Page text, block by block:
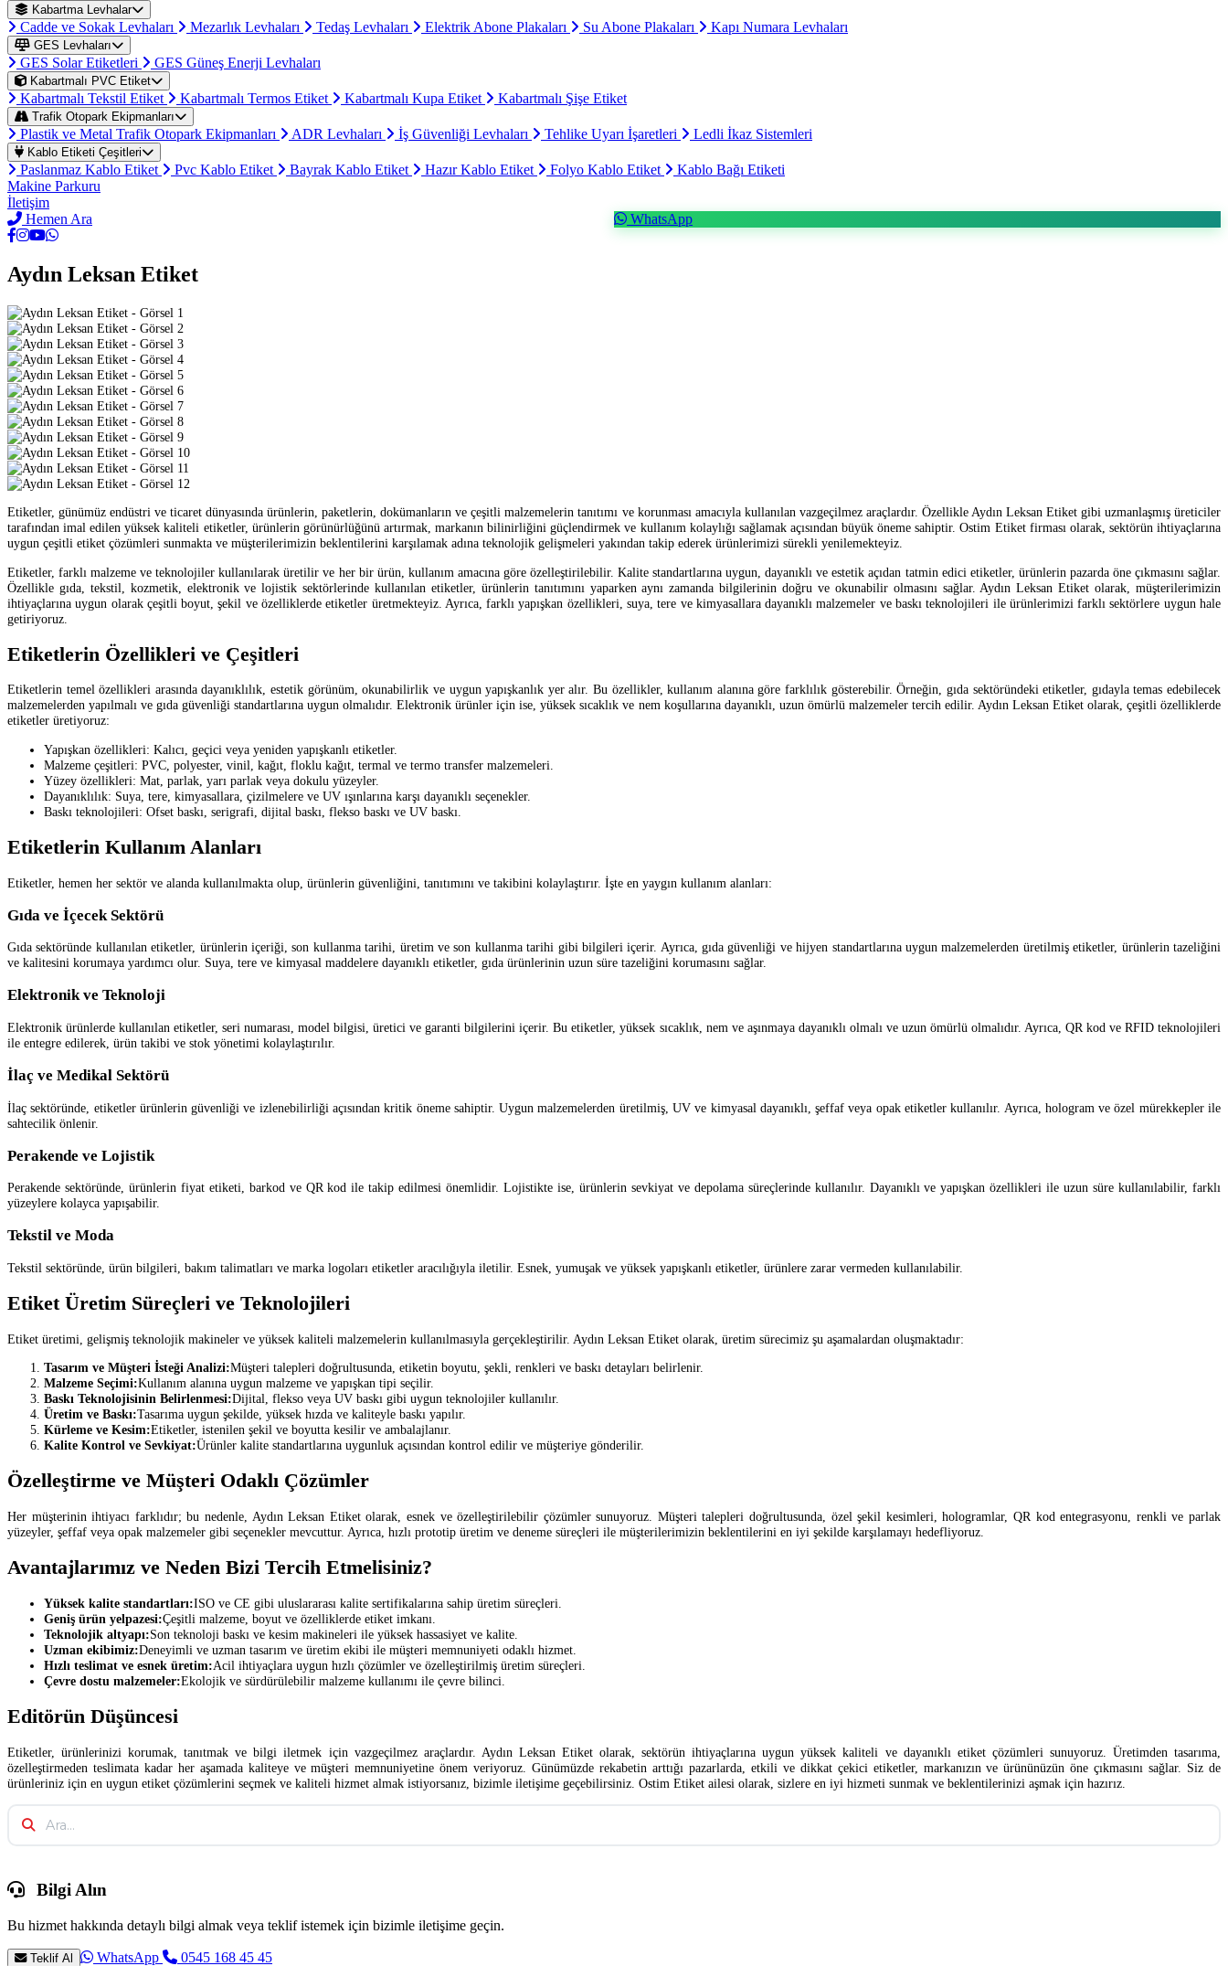
Kabartma Levhalar
Cadde ve Sokak Levhaları Mezarlık Levhaları Tedaş Levhaları Elektrik Abone Plakaları Su Abone Plakaları Kapı Numara Levhaları
GES Levhaları
GES Solar Etiketleri GES Güneş Enerji Levhaları
Kabartmalı PVC Etiket
Kabartmalı Tekstil Etiket Kabartmalı Termos Etiket Kabartmalı Kupa Etiket Kabartmalı Şişe Etiket
Trafik Otopark Ekipmanları
Plastik ve Metal Trafik Otopark Ekipmanları ADR Levhaları İş Güvenliği Levhaları Tehlike Uyarı İşaretleri Ledli İkaz Sistemleri
Kablo Etiketi Çeşitleri
Paslanmaz Kablo Etiket Pvc Kablo Etiket Bayrak Kablo Etiket Hazır Kablo Etiket Folyo Kablo Etiket
Kablo Bağı Etiketi
Makine Parkuru
İletişim
Hemen Ara
WhatsApp
Aydın Leksan Etiket
Etiketler, günümüz endüstri ve ticaret dünyasında ürünlerin, paketlerin, dokümanların ve çeşitli malzemelerin tanıtımı ve korunması amacıyla kullanılan vazgeçilmez araçlardır. Özellikle Aydın Leksan Etiket gibi uzmanlaşmış üreticiler
tarafından imal edilen yüksek kaliteli etiketler, ürünlerin görünürlüğünü artırmak, markanın bilinirliğini güçlendirmek ve kullanım kolaylığı sağlamak açısından büyük öneme sahiptir. Ostim Etiket firması olarak, sektörün ihtiyaçlarına
uygun çeşitli etiket çözümleri sunmakta ve müşterilerimizin beklentilerini karşılamak adına teknolojik gelişmeleri yakından takip ederek ürünlerimizi sürekli yenilemekteyiz.
Etiketler, farklı malzeme ve teknolojiler kullanılarak üretilir ve her bir ürün, kullanım amacına göre özelleştirilebilir. Kalite standartlarına uygun, dayanıklı ve estetik açıdan tatmin edici etiketler, ürünlerin pazarda öne çıkmasını sağlar.
Özellikle gıda, tekstil, kozmetik, elektronik ve lojistik sektörlerinde kullanılan etiketler, ürünlerin tanıtımını yaparken aynı zamanda bilgilerinin doğru ve okunabilir olmasını sağlar. Aydın Leksan Etiket olarak, müşterilerimizin
ihtiyaçlarına uygun olarak çeşitli boyut, şekil ve özelliklerde etiketler üretmekteyiz. Ayrıca, farklı yapışkan özellikleri, suya, tere ve kimyasallara dayanıklı malzemeler ve baskı teknolojileri ile ürünlerimizi farklı sektörlere uygun hale
getiriyoruz.
Etiketlerin Özellikleri ve Çeşitleri
Etiketlerin temel özellikleri arasında dayanıklılık, estetik görünüm, okunabilirlik ve uygun yapışkanlık yer alır. Bu özellikler, kullanım alanına göre farklılık gösterebilir. Örneğin, gıda sektöründeki etiketler, gıdayla temas edebilecek
malzemelerden yapılmalı ve gıda güvenliği standartlarına uygun olmalıdır. Elektronik ürünler için ise, yüksek sıcaklık ve nem koşullarına dayanıklı, uzun ömürlü malzemeler tercih edilir. Aydın Leksan Etiket olarak, çeşitli özelliklerde
etiketler üretiyoruz:
Yapışkan özellikleri: Kalıcı, geçici veya yeniden yapışkanlı etiketler.
Malzeme çeşitleri: PVC, polyester, vinil, kağıt, floklu kağıt, termal ve termo transfer malzemeleri.
Yüzey özellikleri: Mat, parlak, yarı parlak veya dokulu yüzeyler.
Dayanıklılık: Suya, tere, kimyasallara, çizilmelere ve UV ışınlarına karşı dayanıklı seçenekler.
Baskı teknolojileri: Ofset baskı, serigrafi, dijital baskı, flekso baskı ve UV baskı.
Etiketlerin Kullanım Alanları
Etiketler, hemen her sektör ve alanda kullanılmakta olup, ürünlerin güvenliğini, tanıtımını ve takibini kolaylaştırır. İşte en yaygın kullanım alanları:
Gıda ve İçecek Sektörü
Gıda sektöründe kullanılan etiketler, ürünlerin içeriği, son kullanma tarihi, üretim ve son kullanma tarihi gibi bilgileri içerir. Ayrıca, gıda güvenliği ve hijyen standartlarına uygun malzemelerden üretilmiş etiketler, ürünlerin tazeliğini
ve kalitesini korumaya yardımcı olur. Suya, tere ve kimyasal maddelere dayanıklı etiketler, gıda ürünlerinin uzun süre tazeliğini korumasını sağlar.
Elektronik ve Teknoloji
Elektronik ürünlerde kullanılan etiketler, seri numarası, model bilgisi, üretici ve garanti bilgilerini içerir. Bu etiketler, yüksek sıcaklık, nem ve aşınmaya dayanıklı olmalı ve uzun ömürlü olmalıdır. Ayrıca, QR kod ve RFID teknolojileri
ile entegre edilerek, ürün takibi ve stok yönetimi kolaylaştırılır.
İlaç ve Medikal Sektörü
İlaç sektöründe, etiketler ürünlerin güvenliği ve izlenebilirliği açısından kritik öneme sahiptir. Uygun malzemelerden üretilmiş, UV ve kimyasal dayanıklı, şeffaf veya opak etiketler kullanılır. Ayrıca, hologram ve özel mürekkepler ile
sahtecilik önlenir.
Perakende ve Lojistik
Perakende sektöründe, ürünlerin fiyat etiketi, barkod ve QR kod ile takip edilmesi önemlidir. Lojistikte ise, ürünlerin sevkiyat ve depolama süreçlerinde kullanılır. Dayanıklı ve yapışkan özellikleri ile uzun süre kullanılabilir, farklı
yüzeylere kolayca yapışabilir.
Tekstil ve Moda
Tekstil sektöründe, ürün bilgileri, bakım talimatları ve marka logoları etiketler aracılığıyla iletilir. Esnek, yumuşak ve yüksek yapışkanlı etiketler, ürünlere zarar vermeden kullanılabilir.
Etiket Üretim Süreçleri ve Teknolojileri
Etiket üretimi, gelişmiş teknolojik makineler ve yüksek kaliteli malzemelerin kullanılmasıyla gerçekleştirilir. Aydın Leksan Etiket olarak, üretim sürecimiz şu aşamalardan oluşmaktadır:
Tasarım ve Müşteri İsteği Analizi:Müşteri talepleri doğrultusunda, etiketin boyutu, şekli, renkleri ve baskı detayları belirlenir.
Malzeme Seçimi:Kullanım alanına uygun malzeme ve yapışkan tipi seçilir.
Baskı Teknolojisinin Belirlenmesi:Dijital, flekso veya UV baskı gibi uygun teknolojiler kullanılır.
Üretim ve Baskı:Tasarıma uygun şekilde, yüksek hızda ve kaliteyle baskı yapılır.
Kürleme ve Kesim:Etiketler, istenilen şekil ve boyutta kesilir ve ambalajlanır.
Kalite Kontrol ve Sevkiyat:Ürünler kalite standartlarına uygunluk açısından kontrol edilir ve müşteriye gönderilir.
Özelleştirme ve Müşteri Odaklı Çözümler
Her müşterinin ihtiyacı farklıdır; bu nedenle, Aydın Leksan Etiket olarak, esnek ve özelleştirilebilir çözümler sunuyoruz. Müşteri talepleri doğrultusunda, özel şekil kesimleri, hologramlar, QR kod entegrasyonu, renkli ve parlak
yüzeyler, şeffaf veya opak malzemeler gibi seçenekler mevcuttur. Ayrıca, hızlı prototip üretim ve deneme süreçleri ile müşterilerimizin beklentilerini en iyi şekilde karşılamayı hedefliyoruz.
Avantajlarımız ve Neden Bizi Tercih Etmelisiniz?
Yüksek kalite standartları:ISO ve CE gibi uluslararası kalite sertifikalarına sahip üretim süreçleri.
Geniş ürün yelpazesi:Çeşitli malzeme, boyut ve özelliklerde etiket imkanı.
Teknolojik altyapı:Son teknoloji baskı ve kesim makineleri ile yüksek hassasiyet ve kalite.
Uzman ekibimiz:Deneyimli ve uzman tasarım ve üretim ekibi ile müşteri memnuniyeti odaklı hizmet.
Hızlı teslimat ve esnek üretim:Acil ihtiyaçlara uygun hızlı çözümler ve özelleştirilmiş üretim süreçleri.
Çevre dostu malzemeler:Ekolojik ve sürdürülebilir malzeme kullanımı ile çevre bilinci.
Editörün Düşüncesi
Etiketler, ürünlerinizi korumak, tanıtmak ve bilgi iletmek için vazgeçilmez araçlardır. Aydın Leksan Etiket olarak, sektörün ihtiyaçlarına uygun yüksek kaliteli ve dayanıklı etiket çözümleri sunuyoruz. Üretimden tasarıma,
özelleştirmeden teslimata kadar her aşamada kaliteye ve müşteri memnuniyetine önem veriyoruz. Günümüzde rekabetin arttığı pazarlarda, etkili ve dikkat çekici etiketler, markanızın ve ürününüzün öne çıkmasını sağlar. Siz de
ürünleriniz için en uygun etiket çözümlerini seçmek ve kaliteli hizmet almak istiyorsanız, bizimle iletişime geçebilirsiniz. Ostim Etiket ailesi olarak, sizlere en iyi hizmeti sunmak ve beklentilerinizi aşmak için hazırız.
Bilgi Alın
Bu hizmet hakkında detaylı bilgi almak veya teklif istemek için bizimle iletişime geçin.
Teklif Al WhatsApp 0545 168 45 45